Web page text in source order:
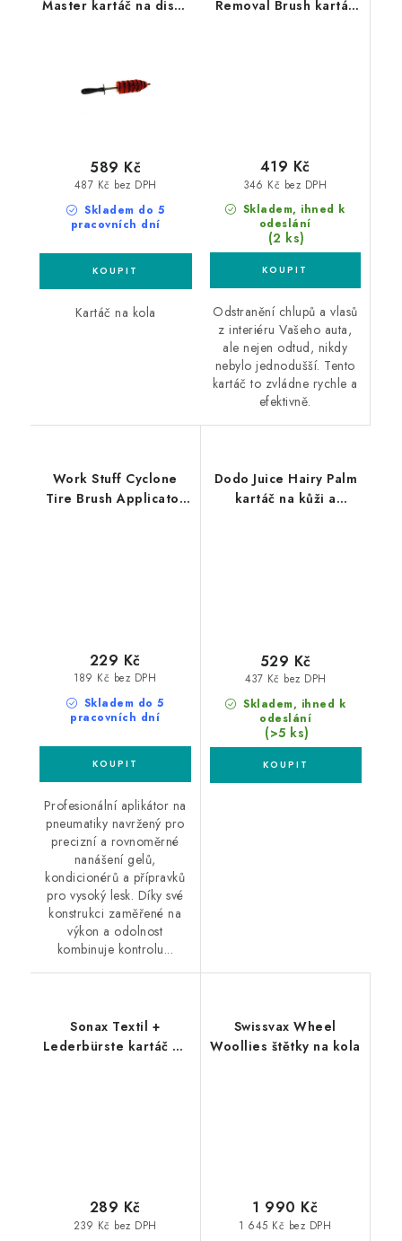
Master kartáč na disky
Skladem do 5
pracovních dní
487 Kč bez DPH
589 Kč
Kartáč na kola
Removal Brush kartáč
Skladem, ihned k
odeslání
(2 ks)
346 Kč bez DPH
419 Kč
Odstranění chlupů a vlasů
z interiéru Vašeho auta,
ale nejen odtud, nikdy
nebylo jednodušší. Tento
kartáč to zvládne rychle a
efektivně.
Work Stuff Cyclone
Tire Brush Applicator
Skladem do 5
pracovních dní
189 Kč bez DPH
229 Kč
Profesionální aplikátor na
pneumatiky navržený pro
precizní a rovnoměrné
nanášení gelů,
kondicionérů a přípravků
pro vysoký lesk. Díky své
konstrukci zaměřené na
výkon a odolnost
kombinuje kontrolu...
Dodo Juice Hairy Palm
kartáč na kůži a
Skladem, ihned k
odeslání
(>5 ks)
437 Kč bez DPH
529 Kč
Sonax Textil +
Lederbürste kartáč na
239 Kč bez DPH
289 Kč
Swissvax Wheel
Woollies štětky na kola
1 645 Kč bez DPH
1 990 Kč